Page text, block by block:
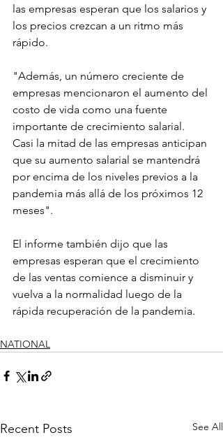
las empresas esperan que los salarios y
los precios crezcan a un ritmo más
rápido.
"Además, un número creciente de
empresas mencionaron el aumento del
costo de vida como una fuente
importante de crecimiento salarial.
Casi la mitad de las empresas anticipan
que su aumento salarial se mantendrá
por encima de los niveles previos a la
pandemia más allá de los próximos 12
meses".
El informe también dijo que las
empresas esperan que el crecimiento
de las ventas comience a disminuir y
vuelva a la normalidad luego de la
rápida recuperación de la pandemia.
NATIONAL
Recent Posts See All